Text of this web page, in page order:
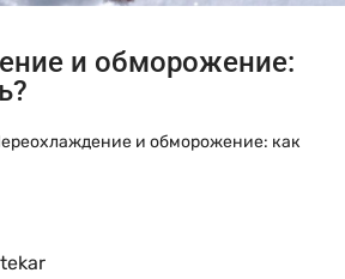
и обморожение:
и обморожение: как